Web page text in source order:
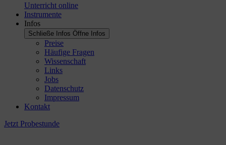
Unterricht online
Instrumente
Infos
Schließe Infos Öffne Infos
Preise
Häufige Fragen
Wissenschaft
Links
Jobs
Datenschutz
Impressum
Kontakt
Jetzt Probestunde